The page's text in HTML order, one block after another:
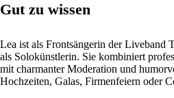
Gut zu wissen
Lea ist als Frontsängerin der Liveband
als Solokünstlerin. Sie kombiniert
mit charmanter Moderation und
Hochzeiten, Galas, Firmenfeiern oder